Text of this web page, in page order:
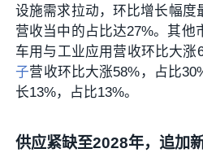
设施需求拉动，环比增长幅度
营收当中的占比达27%。其他
车用与工业应用营收环比大涨
子营收环比大涨58%，占比
长13%，占比13%。
供应紧缺至2028年，追加